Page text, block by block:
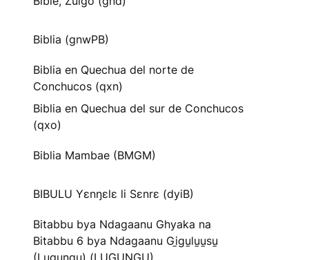
Biblia (gnwPB)
Biblia en Quechua del norte de
Conchucos (qxn)
Biblia en Quechua del sur de Conchucos
(qxo)
Biblia Mambae (BMGM)
BIBULU Yɛnŋɛlɛ li Sɛnrɛ (dyiB)
Bitabbu bya Ndagaanu Ghyaka na
Bitabbu 6 bya Ndagaanu Gi̱gu̱lu̱u̱su̱
(Lugungu) (LUGUNGU)